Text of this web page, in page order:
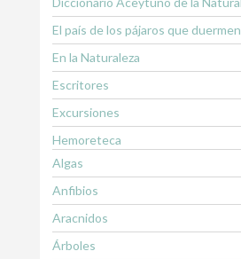
El país de los pájaros que
En la Naturaleza
Escritores
Excursiones
Hemoreteca
Algas
Anfibios
Aracnidos
Árboles